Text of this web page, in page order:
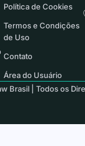
Política de Cookies
Termos e Condições
de Uso
Contato
Área do Usuário
Brasil | Todos os